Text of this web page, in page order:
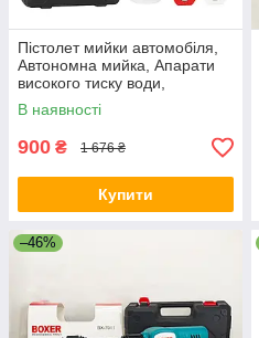
Пістолет мийки автомобіля,
Автономна мийка, Апарати
високого тиску води,
Портативна мийка з кейсом
ZF-59
В наявності
900 ₴ 1 676 ₴
Купити
–46%